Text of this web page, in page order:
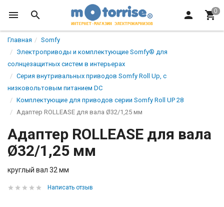
Главная
Somfy
Электроприводы и комплектующие Somfy® для
солнцезащитных систем в интерьерах
Серия внутривальных приводов Somfy Roll Up, с
низковольтовым питанием DC
Комплектующие для приводов серии Somfy Roll UP 28
Адаптер ROLLEASE для вала Ø32/1,25 мм
Адаптер ROLLEASE для вала
Ø32/1,25 мм
круглый вал 32 мм
Написать отзыв